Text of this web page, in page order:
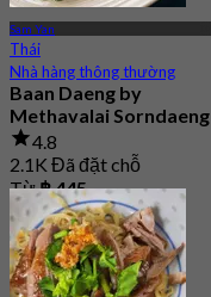
Sam Yan
Thái
Nhà hàng thông thường
Baan Daeng by
Methavalai Sorndaeng
4.8
2.1K Đã đặt chỗ
Từ฿ 445